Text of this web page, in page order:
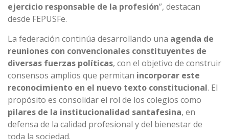
ejercicio responsable de la profesión”, destacan
desde FEPUSFe.
La federación continúa desarrollando una agenda de
reuniones con convencionales constituyentes de
diversas fuerzas políticas, con el objetivo de construir
consensos amplios que permitan incorporar este
reconocimiento en el nuevo texto constitucional. El
propósito es consolidar el rol de los colegios como
pilares de la institucionalidad santafesina, en
defensa de la calidad profesional y del bienestar de
toda la sociedad.